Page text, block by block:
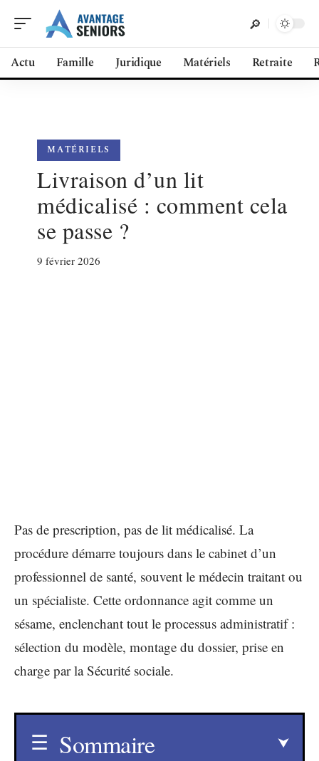
Actu Famille Juridique Matériels Retraite
MATÉRIELS
Livraison d’un lit
médicalisé : comment cela
se passe ?
9 février 2026
Pas de prescription, pas de lit médicalisé. La
procédure démarre toujours dans le cabinet d’un
professionnel de santé, souvent le médecin traitant ou
un spécialiste. Cette ordonnance agit comme un
sésame, enclenchant tout le processus administratif :
sélection du modèle, montage du dossier, prise en
charge par la Sécurité sociale.
Sommaire